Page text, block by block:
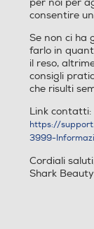
per noi per
consentire
Se non ci ha
farlo in
il reso,
consigli
che risulti
Link contatti:
https://
3999-
Cordiali
Shark